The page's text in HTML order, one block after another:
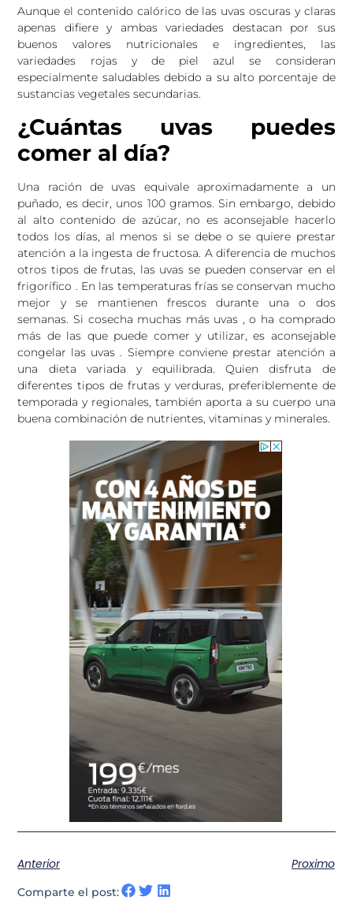
Aunque el contenido calórico de las uvas oscuras y claras
apenas difiere y ambas variedades destacan por sus
buenos valores nutricionales e ingredientes, las
variedades rojas y de piel azul se consideran
especialmente saludables debido a su alto porcentaje de
sustancias vegetales secundarias.
¿Cuántas uvas puedes
comer al día?
Una ración de uvas equivale aproximadamente a un
puñado, es decir, unos 100 gramos. Sin embargo, debido
al alto contenido de azúcar, no es aconsejable hacerlo
todos los días, al menos si se debe o se quiere prestar
atención a la ingesta de fructosa. A diferencia de muchos
otros tipos de frutas, las uvas se pueden conservar en el
frigorífico . En las temperaturas frías se conservan mucho
mejor y se mantienen frescos durante una o dos
semanas. Si cosecha muchas más uvas , o ha comprado
más de las que puede comer y utilizar, es aconsejable
congelar las uvas . Siempre conviene prestar atención a
una dieta variada y equilibrada. Quien disfruta de
diferentes tipos de frutas y verduras, preferiblemente de
temporada y regionales, también aporta a su cuerpo una
buena combinación de nutrientes, vitaminas y minerales.
Anterior Proximo
Comparte el post: